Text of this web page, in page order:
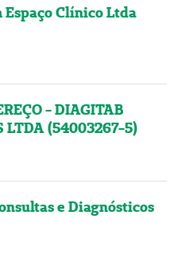
Clínico Ltda
- DIAGITAB
LTDA (54003267-5)
e Diagnósticos